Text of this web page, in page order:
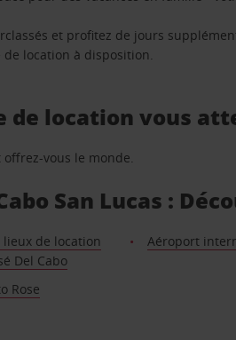
et profitez de jours
location à disposition.
de location vous
vous le monde.
San Lucas :
de location
Del Cabo
Aéroport
Rose